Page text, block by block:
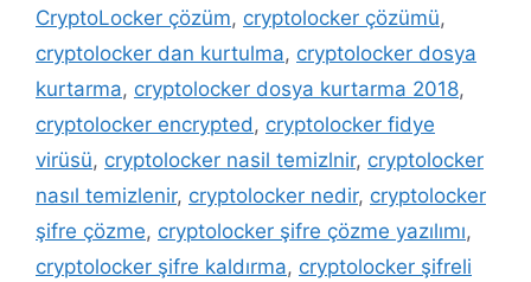
CryptoLocker çözüm, cryptolocker çözümü,
cryptolocker dan kurtulma, cryptolocker dosya
kurtarma, cryptolocker dosya kurtarma 2018,
cryptolocker encrypted, cryptolocker fidye
virüsü, cryptolocker nasil temizlnir, cryptolocker
nasıl temizlenir, cryptolocker nedir, cryptolocker
şifre çözme, cryptolocker şifre çözme yazılımı,
cryptolocker şifre kaldırma, cryptolocker şifreli